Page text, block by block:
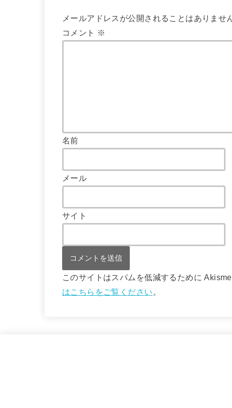
メールアドレスが公開されることはありませ
コメント
※
名前
メール
サイト
このサイトはスパムを低減するために
はこちらをご覧ください 。